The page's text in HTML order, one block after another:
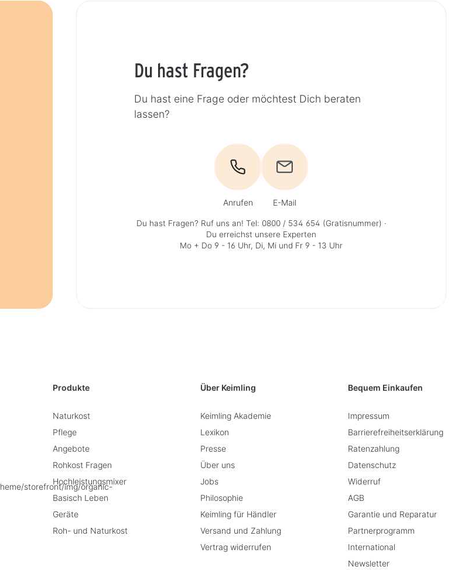
Du hast Fragen?
Du hast eine Frage oder möchtest Dich beraten
lassen?
Anrufen E-Mail
Du hast Fragen? Ruf uns an! Tel: 0800 / 534 654 (Gratisnummer) ·
Du erreichst unsere Experten
Mo + Do 9 - 16 Uhr, Di, Mi und Fr 9 - 13 Uhr
Produkte
Naturkost
Pflege
Angebote
Rohkost Fragen
Hochleistungsmixer
Basisch Leben
Geräte
Roh- und Naturkost
Über Keimling
Keimling Akademie
Lexikon
Presse
Über uns
Jobs
Philosophie
Keimling für Händler
Versand und Zahlung
Vertrag widerrufen
Bequem Einkaufen
Impressum
Barrierefreiheitserklärung
Ratenzahlung
Datenschutz
Widerruf
AGB
Garantie und Reparatur
Partnerprogramm
International
Newsletter